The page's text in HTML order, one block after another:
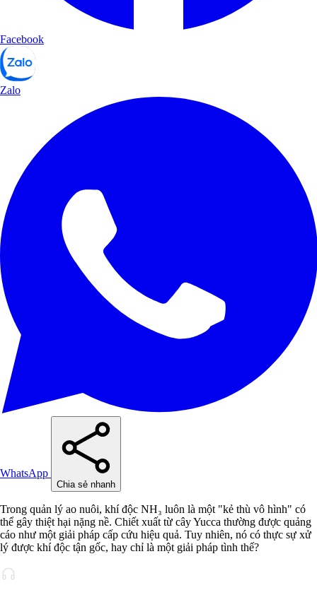
Facebook
Zalo
WhatsApp
Chia sẻ nhanh
Trong quản lý ao nuôi, khí độc NH₃ luôn là một "kẻ thù vô hình" có
thể gây thiệt hại nặng nề. Chiết xuất từ cây Yucca thường được quảng
cáo như một giải pháp cấp cứu hiệu quả. Tuy nhiên, nó có thực sự xử
lý được khí độc tận gốc, hay chỉ là một giải pháp tình thế?